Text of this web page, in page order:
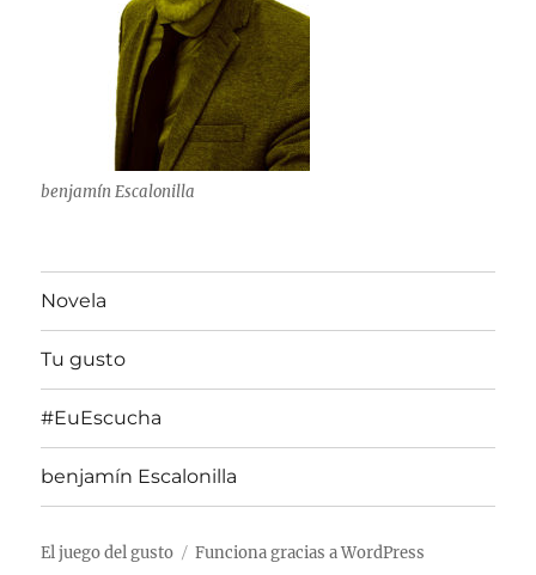
benjamín Escalonilla
Novela
Tu gusto
#EuEscucha
benjamín Escalonilla
El juego del gusto Funciona gracias a WordPress